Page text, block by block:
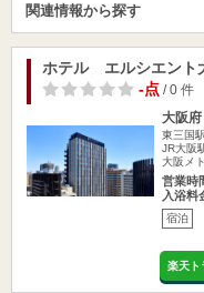
関連情報から探す
ホテル エルシエント
-点/ 0 件
大阪
東三国
JR大阪
大阪メ
営業時
入浴料
宿泊
楽天ト